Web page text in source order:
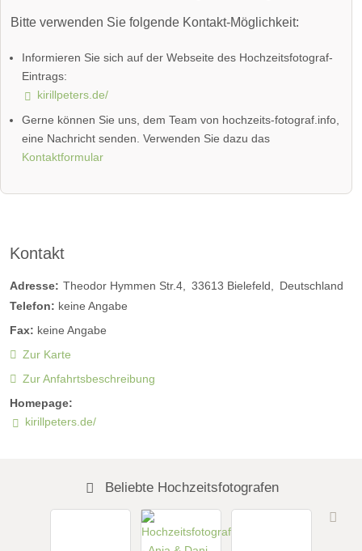
Bitte verwenden Sie folgende Kontakt-Möglichkeit:
Informieren Sie sich auf der Webseite des Hochzeitsfotograf-
Eintrags:
kirillpeters.de/
Gerne können Sie uns, dem Team von hochzeits-fotograf.info,
eine Nachricht senden. Verwenden Sie dazu das
Kontaktformular
Kontakt
Adresse: Theodor Hymmen Str.4 33613 Bielefeld
Deutschland
Telefon: keine Angabe
Fax: keine Angabe
Zur Karte
Zur Anfahrtsbeschreibung
Homepage:
kirillpeters.de/
Beliebte Hochzeitsfotografen